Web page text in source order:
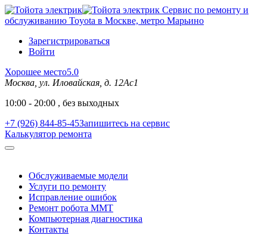
Сервис по ремонту и
обслуживанию Toyota в Москве, метро Марьино
Зарегистрироваться
Войти
Хорошее место5.0
Москва, ул. Иловайская, д. 12Ас1
10:00 - 20:00 , без выходных
+7 (926) 844-85-45Запишитесь на сервис
Калькулятор ремонта
Обслуживаемые модели
Услуги по ремонту
Исправление ошибок
Ремонт робота MMT
Компьютерная диагностика
Контакты